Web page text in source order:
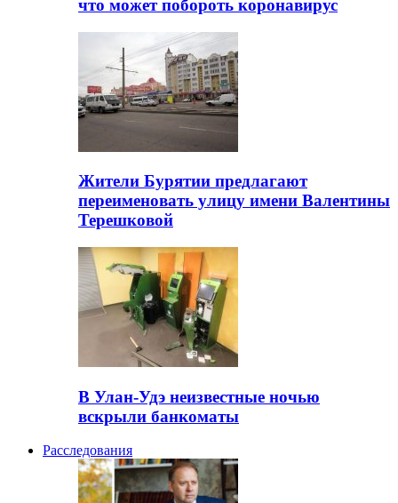
что может побороть коронавирус
Жители Бурятии предлагают
переименовать улицу имени Валентины
Терешковой
В Улан-Удэ неизвестные ночью
вскрыли банкоматы
Расследования